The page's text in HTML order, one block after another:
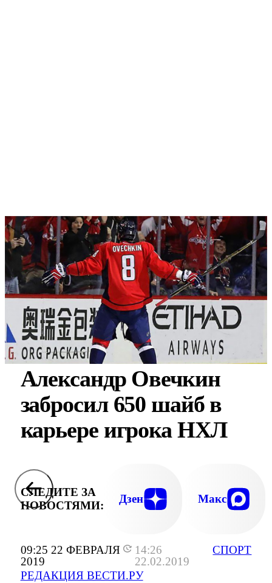
09:25 22 ФЕВРАЛЯ
2019
14:26
22.02.2019
РЕДАКЦИЯ ВЕСТИ.РУ
СПОРТ
Александр Овечкин
забросил 650 шайб в
карьере игрока НХЛ
СЛЕДИТЕ ЗА
НОВОСТЯМИ:
Дзен Макс